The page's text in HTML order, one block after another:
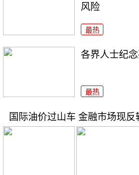
风险
最热
各界人士纪
最热
国际油价过山车 金融市场现反